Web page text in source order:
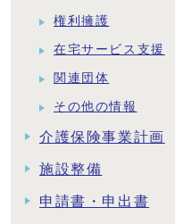
権利擁護
在宅サービス支援
関連団体
その他の情報
介護保険事業計画
施設整備
申請書・申出書